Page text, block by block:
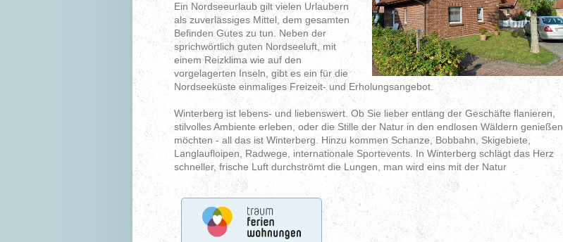
Ein Nordseeurlaub gilt vielen Urlaubern
als zuverlässiges Mittel, dem gesamten
Befinden Gutes zu tun. Neben der
sprichwörtlich guten Nordseeluft, mit
einem Reizklima wie auf den
vorgelagerten Inseln, gibt es ein für die
Nordseeküste einmaliges Freizeit- und Erholungsangebot.
Winterberg ist lebens- und liebenswert. Ob Sie lieber entlang der Geschäfte flanieren,
stilvolles Ambiente erleben, oder die Stille der Natur in den endlosen Wäldern genießen
möchten - all das ist Winterberg. Hinzu kommen Schanze, Bobbahn, Skigebiete,
Langlaufloipen, Radwege, internationale Sportevents. In Winterberg schlägt das Herz
schneller, frische Luft durchströmt die Lungen, man wird eins mit der Natur